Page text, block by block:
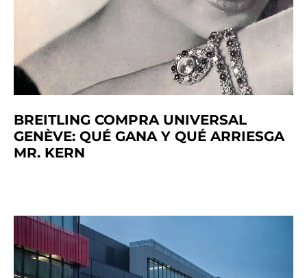
BREITLING COMPRA UNIVERSAL
GENÈVE: QUÉ GANA Y QUÉ ARRIESGA
MR. KERN